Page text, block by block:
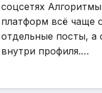
соцсетях
платформ всё чаще
отдельные посты, а
внутри профиля.…